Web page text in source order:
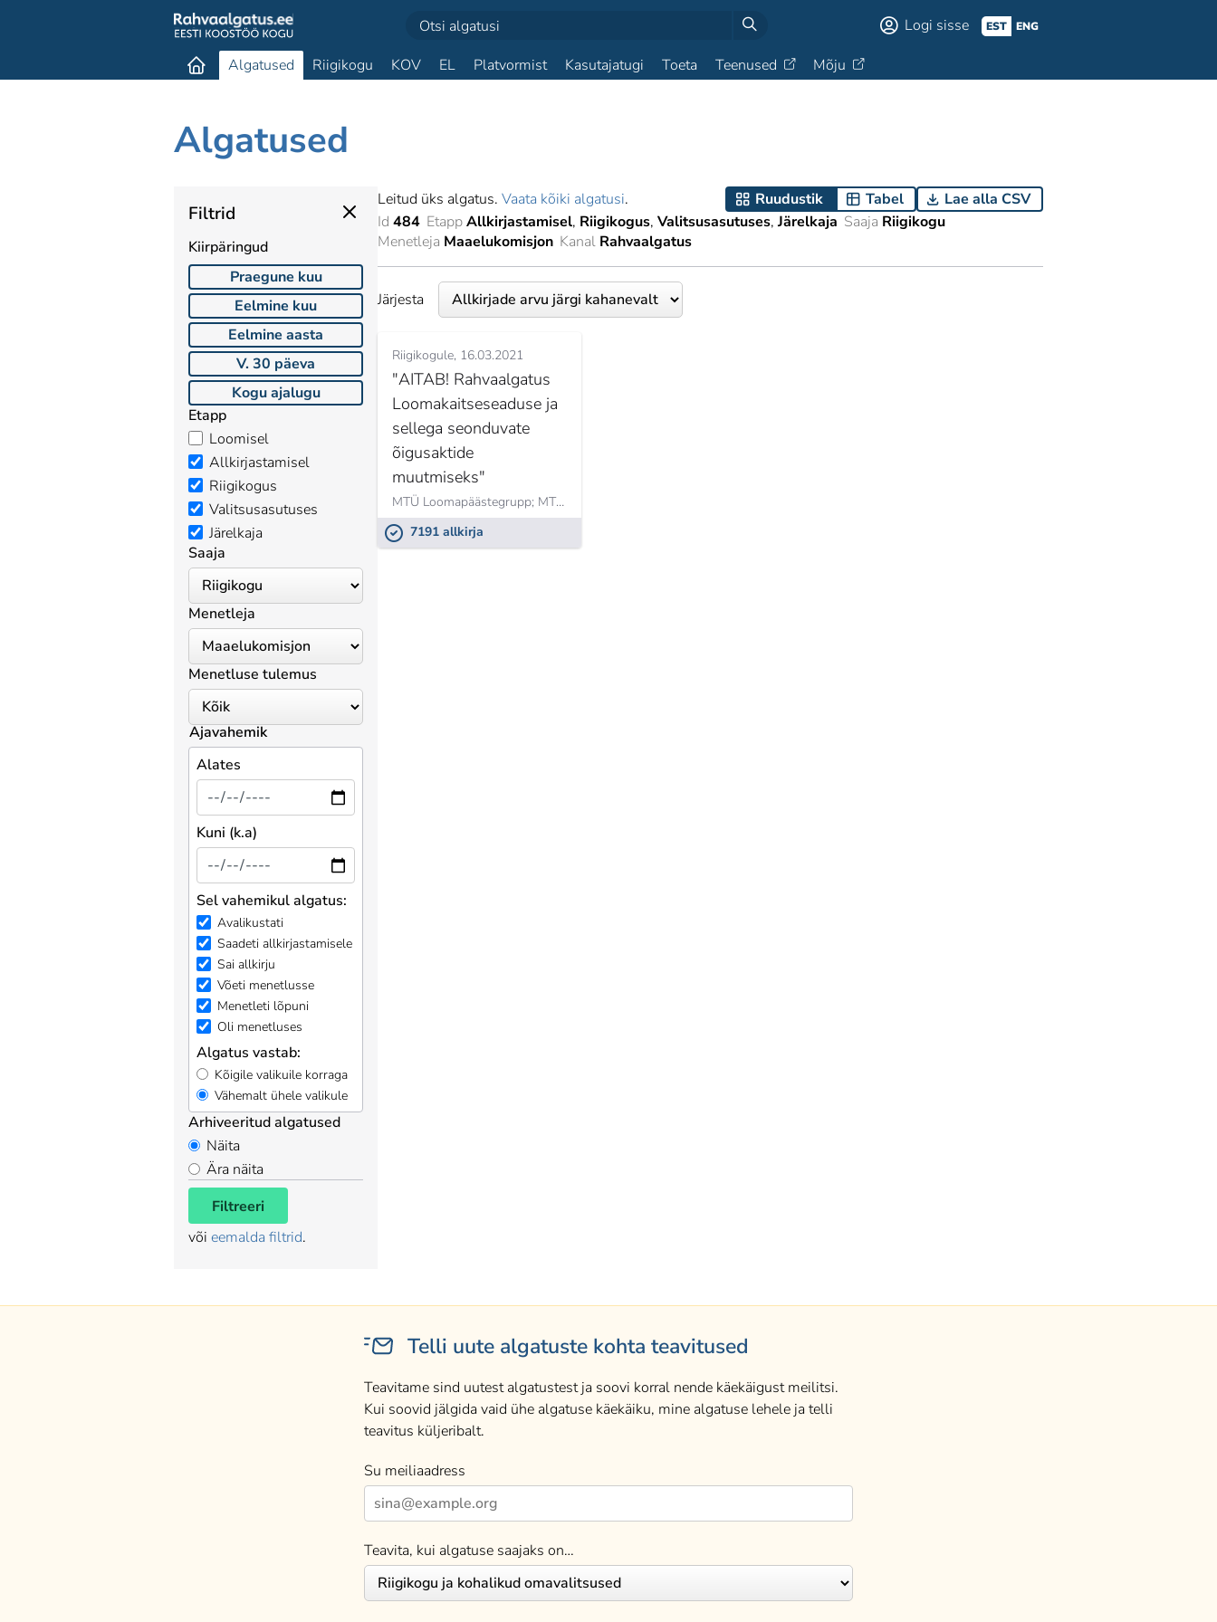
Logi sisse EST ENG
Algatused Riigikogu KOV EL Platvormist Kasutajatugi Toeta Teenused Mõju
Algatused
Filtrid
Kiirpäringud
Praegune kuu
Eelmine kuu
Eelmine aasta
V. 30 päeva
Kogu ajalugu
Etapp
Loomisel
Allkirjastamisel
Riigikogus
Valitsusasutuses
Järelkaja
Saaja
Menetleja
Menetluse tulemus
Ajavahemik
Alates
Kuni (k.a)
Sel vahemikul algatus:
Avalikustati
Saadeti allkirjastamisele
Sai allkirju
Võeti menetlusse
Menetleti lõpuni
Oli menetluses
Algatus vastab:
Kõigile valikuile korraga
Vähemalt ühele valikule
Arhiveeritud algatused
Näita
Ära näita
Filtreeri
või eemalda filtrid.
Leitud üks algatus. Vaata kõiki algatusi. Ruudustik Tabel
Lae alla CSV
Id 484 EtappAllkirjastamisel Riigikogus Valitsusasutuses Järelkaja Saaja Riigikogu
Menetleja Maaelukomisjon Kanal Rahvaalgatus
Järjesta
Riigikogule 16.03.2021
"AITAB! Rahvaalgatus
Loomakaitseseaduse ja
sellega seonduvate
õigusaktide
muutmiseks"
MTÜ Loomapäästegrupp; MTÜ Eestimaa Loomakaitse Liit,
7191 allkirja
Telli uute algatuste kohta teavitused
Teavitame sind uutest algatustest ja soovi korral nende käekäigust meilitsi.
Kui soovid jälgida vaid ühe algatuse käekäiku, mine algatuse lehele ja telli
teavitus küljeribalt.
Su meiliaadress
Teavita, kui algatuse saajaks on…